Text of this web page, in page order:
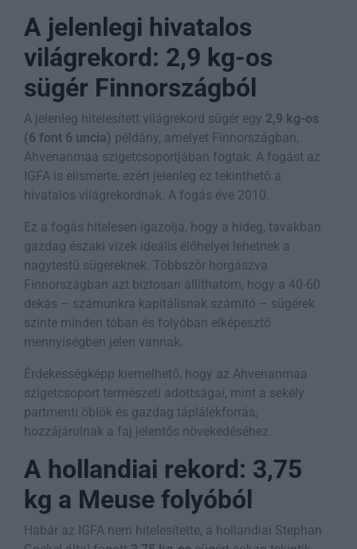
A jelenlegi hivatalos
világrekord: 2,9 kg-os
sügér Finnországból
A jelenleg hitelesített világrekord sügér egy 2,9 kg-os
(6 font 6 uncia) példány, amelyet Finnországban,
Ahvenanmaa szigetcsoportjában fogtak. A fogást az
IGFA is elismerte, ezért jelenleg ez tekinthető a
hivatalos világrekordnak. A fogás éve 2010.
Ez a fogás hitelesen igazolja, hogy a hideg, tavakban
gazdag északi vizek ideális élőhelyei lehetnek a
nagytestű sügereknek. Többször horgászva
Finnországban azt biztosan állíthatom, hogy a 40-60
dekás – számunkra kapitálisnak számító – sügérek
szinte minden tóban és folyóban elképesztő
mennyiségben jelen vannak.
Érdekességképp kiemelhető, hogy az Ahvenanmaa
szigetcsoport természeti adottságai, mint a sekély
partmenti öblök és gazdag táplálékforrás,
hozzájárulnak a faj jelentős növekedéséhez.
A hollandiai rekord: 3,75
kg a Meuse folyóból
Habár az IGFA nem hitelesítette, a hollandiai Stephan